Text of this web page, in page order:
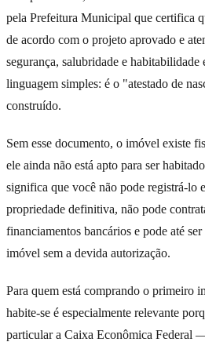
pela Prefeitura Municipal que certifica
de acordo com o projeto aprovado e
segurança, salubridade e
linguagem simples: é o "atestado de
construído.
Sem esse documento, o imóvel existe
ele ainda não está apto para ser
significa que você não pode registrá-lo
propriedade definitiva, não pode
financiamentos bancários e pode até
imóvel sem a devida autorização.
Para quem está comprando o primeiro
habite-se é especialmente relevante
particular a Caixa Econômica Federal